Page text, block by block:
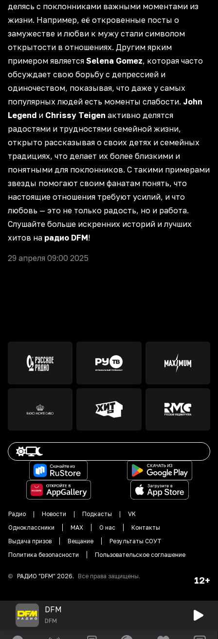
делясь с поклонниками важными моментами из
жизни. Например, её откровенные посты о
замужестве и любви к мужу стали символом
открытости в отношениях. Другим ярким
примером является Selena Gomez, которая часто
обсуждает свою борьбу с депрессией и
одиночеством, показывая, что даже у самых
популярных людей есть моменты слабости. John
Legend и Chrissy Teigen активно делятся
радостями и трудностями семейной жизни,
открыто рассказывая о своих детях и семейных
традициях, что делает их более близкими и
понятными для поклонников. С такими примерами
звезды помогают своим фанатам понять, что
настоящие отношения требуют усилий, и что
любовь — это не только радость, но и работа.
Слушайте больше искренних историй и лучших
хитов на радио DFM!
29 апреля 09:00 2025
Радио Новости Подкасты
VK
Одноклассники
MAX О нас
Контакты
Выдача призов
Вещание
Результаты СОУТ
Политика безопасности
Пользовательское соглашение
© РАДИО "DFM" 2026. Все права защищены. 12+
DFM
DFM